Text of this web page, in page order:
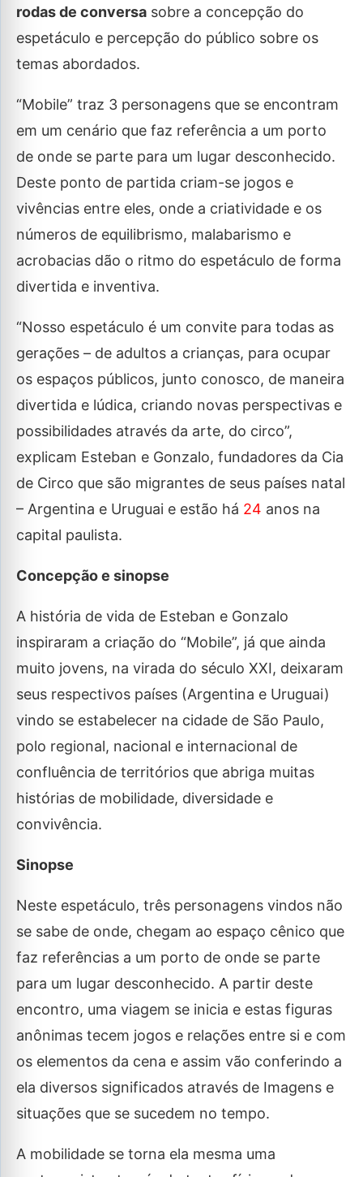
rodas de conversa sobre a concepção do
espetáculo e percepção do público sobre os
temas abordados.
“Mobile” traz 3 personagens que se encontram
em um cenário que faz referência a um porto
de onde se parte para um lugar desconhecido.
Deste ponto de partida criam-se jogos e
vivências entre eles, onde a criatividade e os
números de equilibrismo, malabarismo e
acrobacias dão o ritmo do espetáculo de forma
divertida e inventiva.
“Nosso espetáculo é um convite para todas as
gerações – de adultos a crianças, para ocupar
os espaços públicos, junto conosco, de maneira
divertida e lúdica, criando novas perspectivas e
possibilidades através da arte, do circo”,
explicam Esteban e Gonzalo, fundadores da Cia
de Circo que são migrantes de seus países natal
– Argentina e Uruguai e estão há 24 anos na
capital paulista.
Concepção e sinopse
A história de vida de Esteban e Gonzalo
inspiraram a criação do “Mobile”, já que ainda
muito jovens, na virada do século XXI, deixaram
seus respectivos países (Argentina e Uruguai)
vindo se estabelecer na cidade de São Paulo,
polo regional, nacional e internacional de
confluência de territórios que abriga muitas
histórias de mobilidade, diversidade e
convivência.
Sinopse
Neste espetáculo, três personagens vindos não
se sabe de onde, chegam ao espaço cênico que
faz referências a um porto de onde se parte
para um lugar desconhecido. A partir deste
encontro, uma viagem se inicia e estas figuras
anônimas tecem jogos e relações entre si e com
os elementos da cena e assim vão conferindo a
ela diversos significados através de Imagens e
situações que se sucedem no tempo.
A mobilidade se torna ela mesma uma